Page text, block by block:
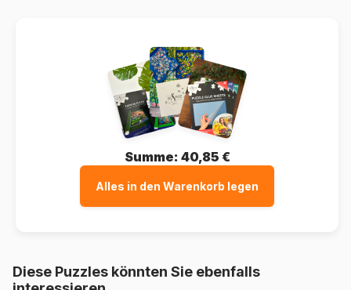
Summe: 40,85 €
Alles in den Warenkorb legen
Diese Puzzles könnten Sie ebenfalls